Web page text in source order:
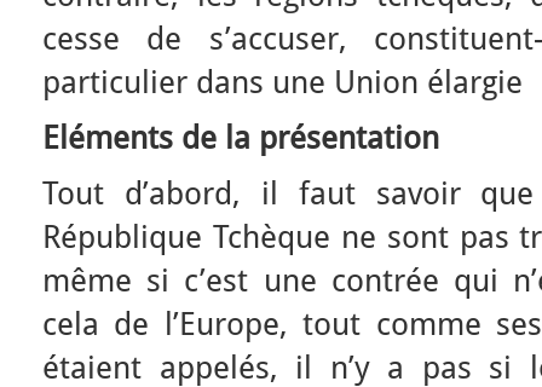
cesse de s’accuser,
particulier dans une Union élargie
Eléments de la présentation
Tout d’abord, il faut savoir
République Tchèque ne sont pas
même si c’est une contrée qui
cela de l’Europe, tout comme
étaient appelés, il n’y a pas si